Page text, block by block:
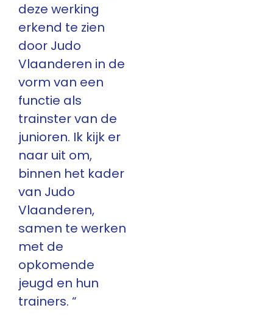
deze werking
erkend te zien
door Judo
Vlaanderen in de
vorm van een
functie als
trainster van de
junioren. Ik kijk er
naar uit om,
binnen het kader
van Judo
Vlaanderen,
samen te werken
met de
opkomende
jeugd en hun
trainers. “